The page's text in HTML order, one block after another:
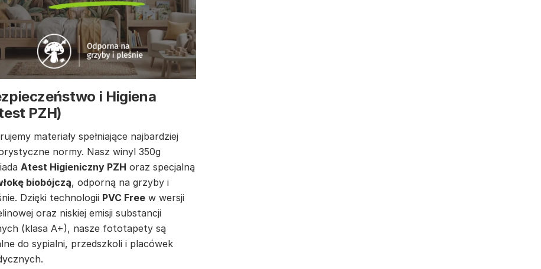
i Higiena
PZH)
materiały spełniające najbardziej
normy. Nasz winyl 350g
Atest Higieniczny PZH oraz specjalną
biobójczą, odporną na grzyby i
Dzięki technologii PVC Free w wersji
oraz niskiej emisji substancji
(klasa A+), nasze fototapety są
do sypialni, przedszkoli i placówek